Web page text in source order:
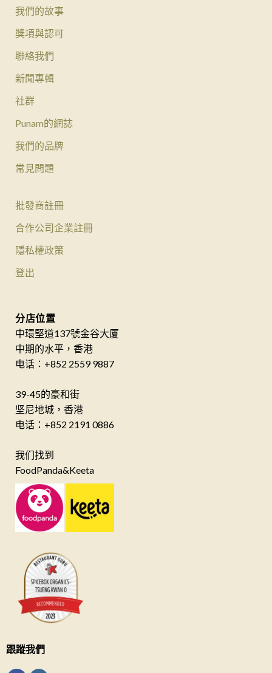
我們的故事
獎項與認可
聯絡我們
新聞專輯
社群
Punam的網誌
我們的品牌
常見問題
批發商註冊
合作公司企業註冊
隱私權政策
登出
分店位置
中環堅道137號金谷大厦
中期的水平，香港
电话：+852 2559 9887
39-45的豪和街
坚尼地城，香港
电话：+852 2191 0886
我们找到
FoodPanda&Keeta
跟蹤我們